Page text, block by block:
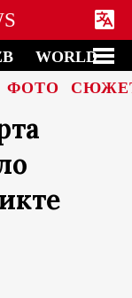
WORLD
ФОТО